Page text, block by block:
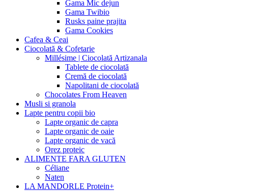
Gama Mic dejun
Gama Twibio
Rusks paine prajita
Gama Cookies
Cafea & Ceai
Ciocolată & Cofetarie
Millésime | Ciocolată Artizanala
Tablete de ciocolată
Cremă de ciocolată
Napolitani de ciocolată
Chocolates From Heaven
Musli si granola
Lapte pentru copii bio
Lapte organic de capra
Lapte organic de oaie
Lapte organic de vacă
Orez proteic
ALIMENTE FARA GLUTEN
Céliane
Naten
LA MANDORLE Protein+